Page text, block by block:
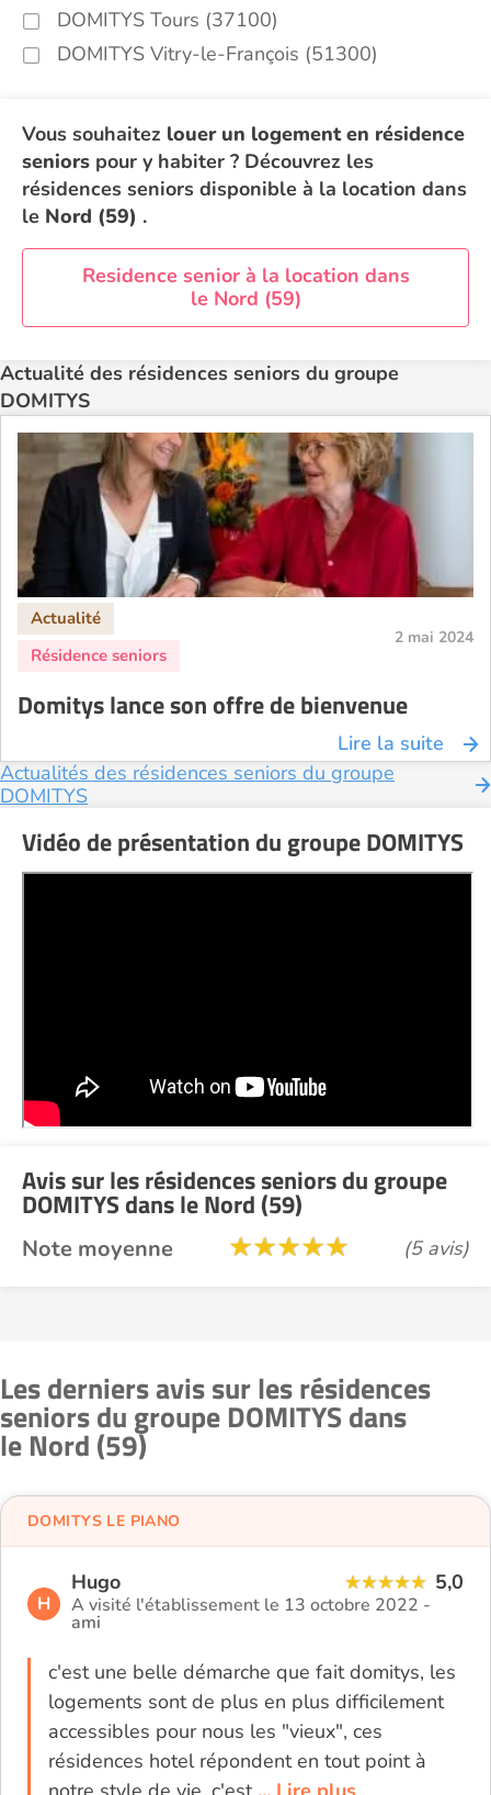
DOMITYS Tours (37100)
DOMITYS Vitry-le-François (51300)
Vous souhaitez louer un logement en résidence
seniors pour y habiter ? Découvrez les
résidences seniors disponible à la location dans
le Nord (59) .
Residence senior à la location dans
le Nord (59)
Actualité des résidences seniors du groupe
DOMITYS
2 mai 2024
Domitys lance son offre de bienvenue
Lire la suite
Actualités des résidences seniors du groupe
DOMITYS
Vidéo de présentation du groupe DOMITYS
Avis sur les résidences seniors du groupe
DOMITYS dans le Nord (59)
Note moyenne (5 avis)
Les derniers avis sur les résidences
seniors du groupe DOMITYS dans
le Nord (59)
H
Hugo 5,0
A visité l'établissement le 13 octobre 2022 -
ami
c'est une belle démarche que fait domitys, les
logements sont de plus en plus difficilement
accessibles pour nous les "vieux", ces
résidences hotel répondent en tout point à
DOMITYS LE PIANO